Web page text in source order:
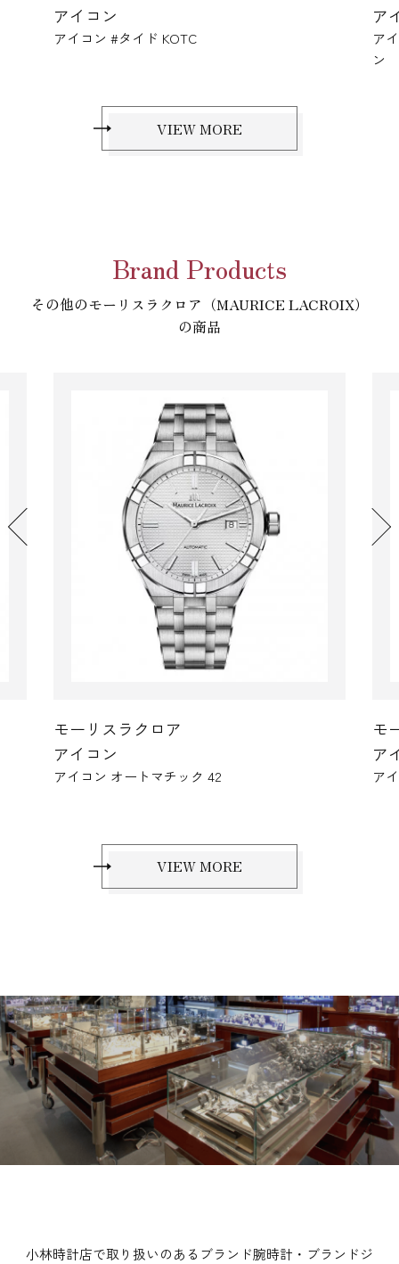
アイコン マニュアル クラブジャパ
VIEW MORE
Brand Products
その他のモーリスラクロア（MAURICE LACROIX）
の商品
トマチック 42 アイコン #タイド KOTC
VIEW MORE
小林時計店で取り扱いのあるブランド腕時計・ブランドジ